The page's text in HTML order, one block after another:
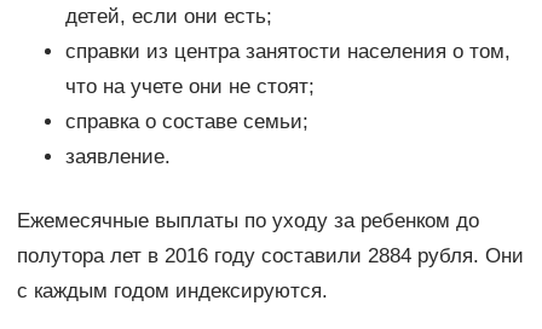
детей, если они есть;
справки из центра занятости населения о том,
что на учете они не стоят;
справка о составе семьи;
заявление.
Ежемесячные выплаты по уходу за ребенком до
полутора лет в 2016 году составили 2884 рубля. Они
с каждым годом индексируются.